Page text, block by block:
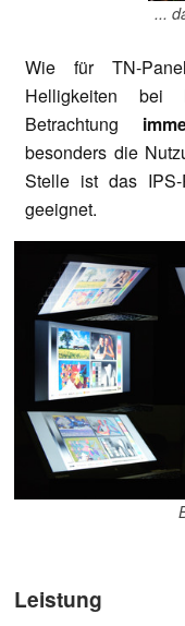
...
Wie für TN-
Helligkeiten bei
Betrachtung
besonders die
Stelle ist das
geeignet.
Leistung